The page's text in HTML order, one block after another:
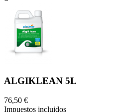
ALGIKLEAN 5L
76,50 €
Impuestos incluidos